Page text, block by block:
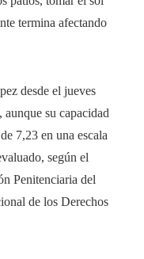
termina afectando
desde el jueves
su capacidad
7,23 en una escala
según el
Penitenciaria del
de los Derechos